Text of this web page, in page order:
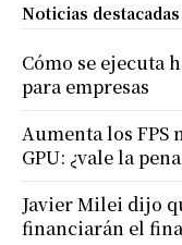
Noticias destacadas
Cómo se ejecuta
para empresas
Aumenta los
GPU: ¿vale la
Javier Milei dijo
financiarán el